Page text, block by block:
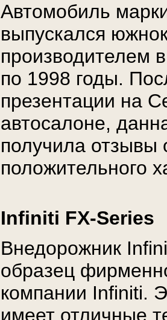
Автомобиль
выпускался
производителем
по 1998 годы.
презентации на
автосалоне,
получила отзывы
положительного
Infiniti FX-Series
Внедорожник
образец
компании Infiniti.
имеет отличные